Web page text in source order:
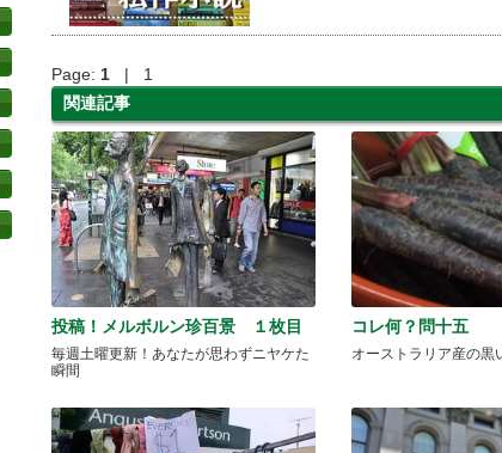
Page: 1 | 1
関連記事
投稿！メルボルン珍百景 １枚目
毎週土曜更新！あなたが思わずニヤケた
瞬間
コレ何？問十五
オーストラリア産の黒